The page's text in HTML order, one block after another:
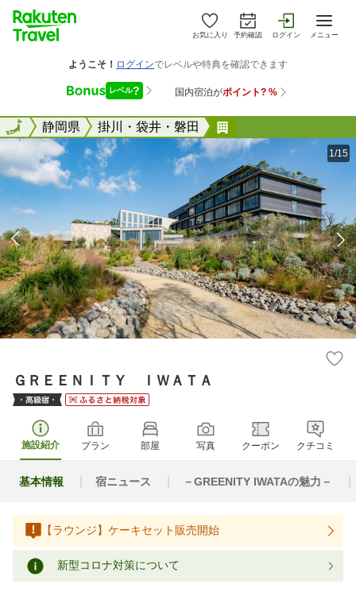
お気に入り 予約確認 ログイン メニュー
全国静岡県 掛川・袋井・磐田
全国
1/15
ＧＲＥＥＮＩＴＹ ＩＷＡＴＡ
施設紹介 プラン 部屋 写真 クーポン クチコミ
基本情報 宿ニュース －GREENITY IWATAの魅力－
【ラウンジ】ケーキセット販売開始
新型コロナ対策について